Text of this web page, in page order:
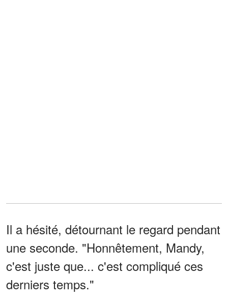
Il a hésité, détournant le regard pendant
une seconde. "Honnêtement, Mandy,
c'est juste que... c'est compliqué ces
derniers temps."